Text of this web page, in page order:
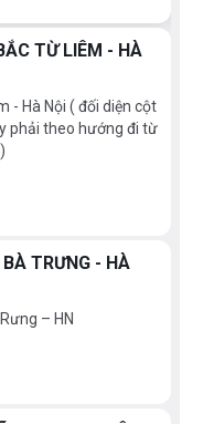
TỪ LIÊM - HÀ
- Hà Nội ( đối diện cột
phải theo hướng đi từ
TRƯNG - HÀ
– HN